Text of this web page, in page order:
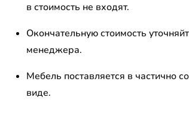
в стоимость не входят.
Окончательную стоимость
менеджера.
Мебель поставляется в частично
виде.